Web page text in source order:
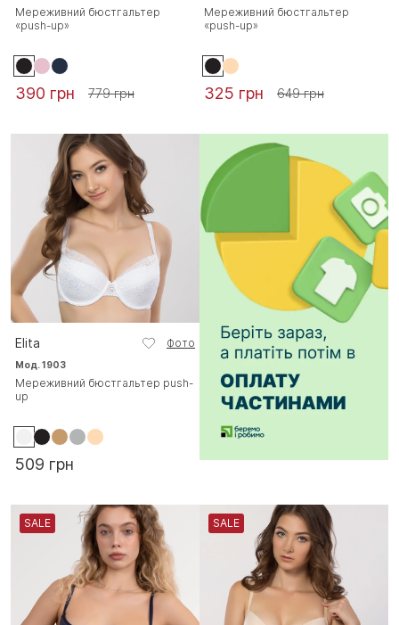
Мереживний бюстгальтер
«push-up»
390 грн 779 грн
Мереживний бюстгальтер
«push-up»
325 грн 649 грн
Elita Фото
Мод. 1903
Мереживний бюстгальтер push-
up
509 грн
SALE SALE